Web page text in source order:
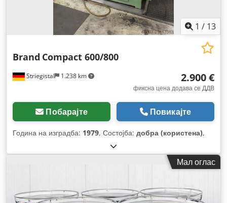
1 / 13
Striegistal 1.238 km
Brand Compact 600/800
2.900 €
фиксна цена додава се ДДВ
Побарајте Повикајте
Година на изградба: 1979, Состојба: добра (користена),
Мал оглас